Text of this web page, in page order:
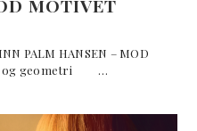
MOTIVET
PALM HANSEN – MOD
og geometri …